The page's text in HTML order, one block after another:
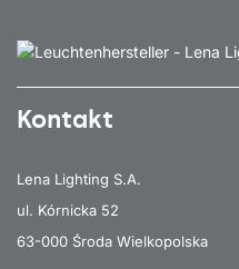
Kontakt
Lena Lighting S.A.
ul. Kórnicka 52
63-000 Środa Wielkopolska